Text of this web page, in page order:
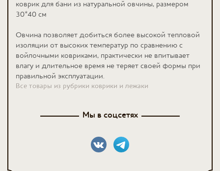
коврик для бани из натуральной овчины, размером
30*40 см
Овчина позволяет добиться более высокой тепловой
изоляции от высоких температур по сравнению с
войлочными ковриками, практически не впитывает
влагу и длительное время не теряет своей формы при
правильной эксплуатации.
Все товары из рубрики коврики и лежаки
Мы в соцсетях